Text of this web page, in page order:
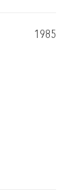
1985